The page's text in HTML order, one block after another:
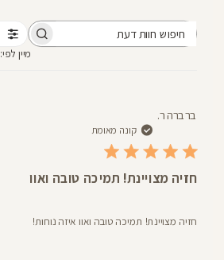
מיין לפי:
ברברה ר.
קונה מאומת
חזיה מצויינת! תמיכה טובה ואוו
חזיה מצויינת! תמיכה טובה ואוו איזה נוחות!